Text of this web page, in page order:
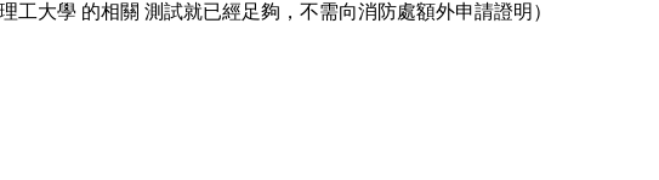
的相關 測試就已經足夠，不需向消防處額外申請證明）